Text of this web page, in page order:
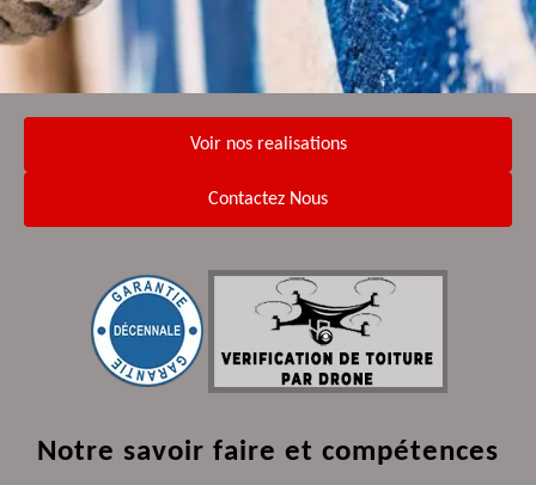
Voir nos realisations
Contactez Nous
Notre savoir faire et compétences